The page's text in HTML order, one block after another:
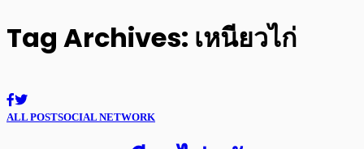
Tag Archives: เหนียวไก่
ALL POSTSOCIAL NETWORK